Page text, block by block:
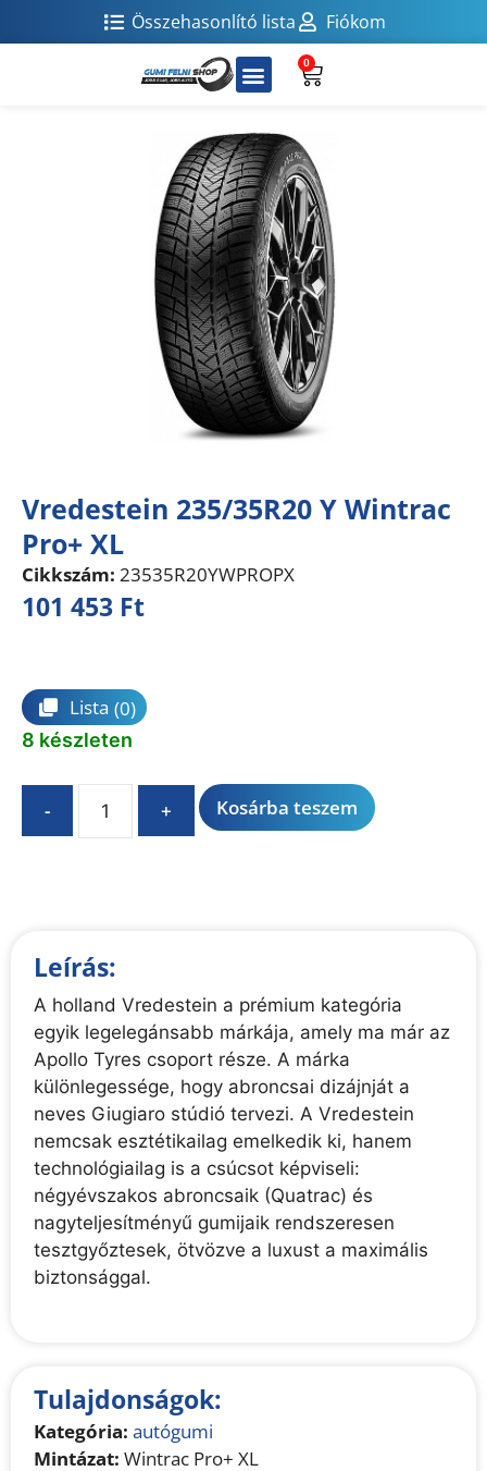
Összehasonlító lista Fiókom
0
Vredestein 235/35R20 Y Wintrac
Pro+ XL
Cikkszám: 23535R20YWPROPX
101 453 Ft
Lista (0)
8 készleten
- + Kosárba teszem
i
v
:
Leírás:
A holland Vredestein a prémium kategória
egyik legelegánsabb márkája, amely ma már az
Apollo Tyres csoport része. A márka
különlegessége, hogy abroncsai dizájnját a
neves Giugiaro stúdió tervezi. A Vredestein
nemcsak esztétikailag emelkedik ki, hanem
technológiailag is a csúcsot képviseli:
négyévszakos abroncsaik (Quatrac) és
nagyteljesítményű gumijaik rendszeresen
tesztgyőztesek, ötvözve a luxust a maximális
biztonsággal.
Tulajdonságok:
Kategória: autógumi
Mintázat: Wintrac Pro+ XL